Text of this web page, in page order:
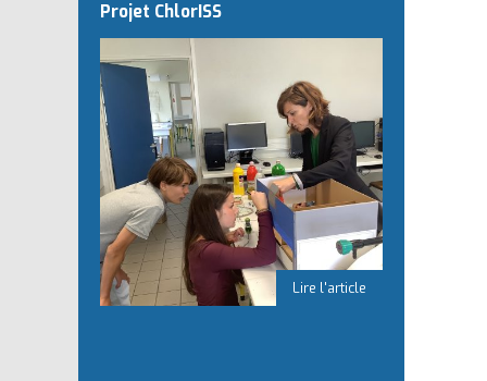
Projet ChlorISS